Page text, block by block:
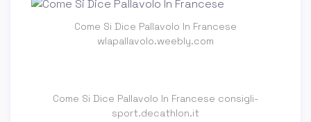
Come Si Dice Pallavolo In Francese
wlapallavolo.weebly.com
Come Si Dice Pallavolo In Francese consigli-
sport.decathlon.it